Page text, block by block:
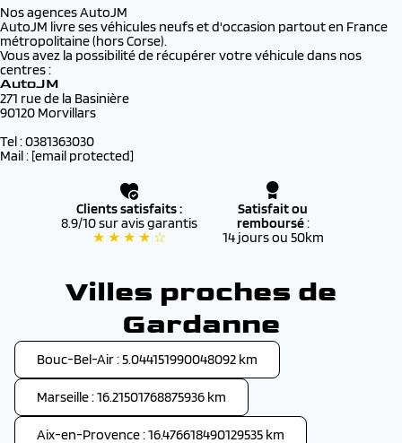
Nos agences AutoJM
AutoJM livre ses véhicules neufs et d'occasion partout en France
métropolitaine (hors Corse).
Vous avez la possibilité de récupérer votre véhicule dans nos
centres :
AutoJM
271 rue de la Basinière
90120 Morvillars
Tel : 0381363030
Mail : [email protected]
Clients satisfaits :
8.9/10 sur avis garantis
★ ★ ★ ★ ☆
Satisfait ou
remboursé:
14 jours ou 50km
Villes proches de
Gardanne
Bouc-Bel-Air : 5.044151990048092 km
Marseille : 16.21501768875936 km
Aix-en-Provence : 16.476618490129535 km